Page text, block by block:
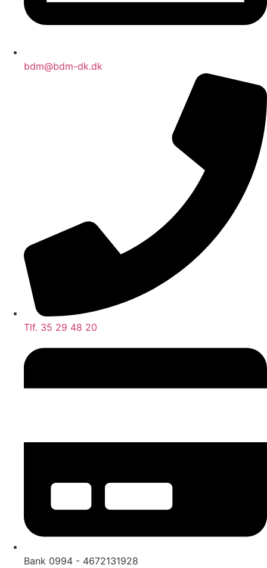
bdm@bdm-dk.dk
Tlf. 35 29 48 20
Bank 0994 - 4672131928